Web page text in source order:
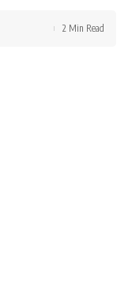
2 Min Read